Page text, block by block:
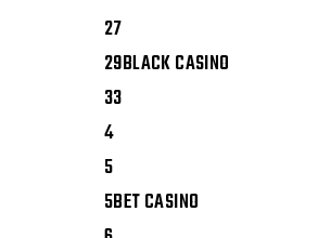
27
29BLACK CASINO
33
4
5
5BET CASINO